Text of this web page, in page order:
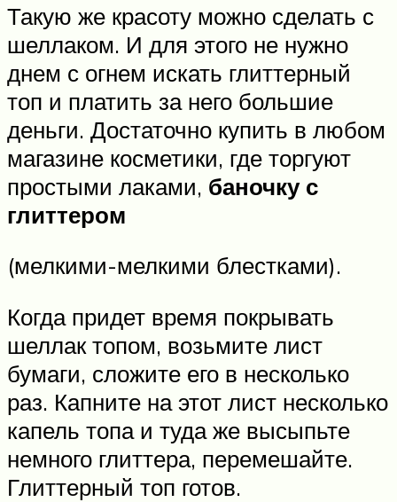
Такую же красоту можно сделать с
шеллаком. И для этого не нужно
днем с огнем искать глиттерный
топ и платить за него большие
деньги. Достаточно купить в любом
магазине косметики, где торгуют
простыми лаками, баночку с
глиттером
(мелкими-мелкими блестками).
Когда придет время покрывать
шеллак топом, возьмите лист
бумаги, сложите его в несколько
раз. Капните на этот лист несколько
капель топа и туда же высыпьте
немного глиттера, перемешайте.
Глиттерный топ готов.